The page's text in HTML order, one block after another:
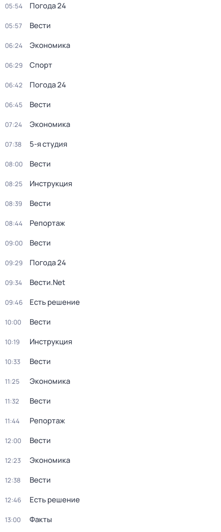
05:54 Погода 24
05:57 Вести
06:24 Экономика
06:29 Спорт
06:42 Погода 24
06:45 Вести
07:24 Экономика
07:38 5-я студия
08:00 Вести
08:25 Инструкция
08:39 Вести
08:44 Репортаж
09:00 Вести
09:29 Погода 24
09:34 Вести.Net
09:46 Есть решение
10:00 Вести
10:19 Инструкция
10:33 Вести
11:25 Экономика
11:32 Вести
11:44 Репортаж
12:00 Вести
12:23 Экономика
12:38 Вести
12:46 Есть решение
13:00 Факты